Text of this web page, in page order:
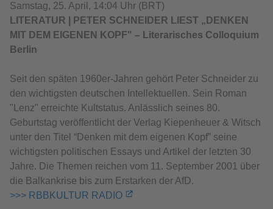
Samstag, 25. April, 14:04 Uhr (BRT)
LITERATUR | PETER SCHNEIDER LIEST „DENKEN
MIT DEM EIGENEN KOPF" – Literarisches Colloquium
Berlin
Seit den späten 1960er-Jahren gehört Peter Schneider zu
den wichtigsten deutschen Intellektuellen. Sein Roman
"Lenz" erreichte Kultstatus. Anlässlich seines 80.
Geburtstag veröffentlicht der Verlag Kiepenheuer & Witsch
unter den Titel “Denken mit dem eigenen Kopf” seine
wichtigsten politischen Essays und Artikel der letzten 30
Jahre. Die Themen reichen vom 11. September 2001 über
die Balkankrise bis zum Erstarken der AfD.
>>> RBBKULTUR RADIO